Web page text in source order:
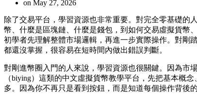
on May 27, 2026
除了交易平台，學習資源也非常重要。對完全零基礎的
幣、什麼是區塊鏈、什麼是錢包，到如何交易虛擬貨幣
初學者先理解整體市場邏輯，再進一步實際操作。對剛
都還沒掌握，很容易在短時間內做出錯誤判斷。
對剛進幣圈入門的人來說，學習資源也很關鍵。因為市
（biying）這類的中文虛擬貨幣教學平台，先把基本概
多。因為你不再只是看到按鈕，而是知道每個操作背後